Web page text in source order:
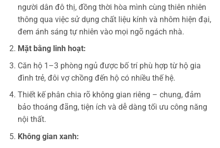
người dân đô thị, đồng thời hòa mình cùng thiên nhiên
thông qua việc sử dụng chất liệu kính và nhôm hiện đại,
đem ánh sáng tự nhiên vào mọi ngõ ngách nhà.
Mặt bằng linh hoạt:
Căn hộ 1–3 phòng ngủ được bố trí phù hợp từ hộ gia
đình trẻ, đôi vợ chồng đến hộ có nhiều thế hệ.
Thiết kế phân chia rõ không gian riêng – chung, đảm
bảo thoáng đãng, tiện ích và dễ dàng tối ưu công năng
nội thất.
Không gian xanh: